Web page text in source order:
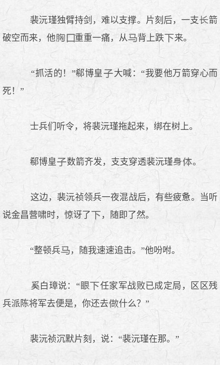
裴沅瑾独臂持剑，难以支撑。片刻后，一支
箭
破空而来，他
重重一痛，从 背上跌 来。
“抓活的！”郗博皇
大喊：“我要他万箭穿心而
死！”
士兵们听令，将裴沅瑾拖起来，绑在树上。
郗博皇 数箭齐发，支支穿透裴沅瑾 。
这边，裴沅祯领兵一夜混战后，有些疲惫。当听
说金昌营啸时，惊讶了
，随即了然。
“整顿兵 ，随我速速追击。”他吩咐。
奚白璋说：“
任家军战败已成定局，区区残
兵派陈将军去便是，你还去
什么？”
裴沅祯沉默片刻，说：“裴沅瑾在那。”